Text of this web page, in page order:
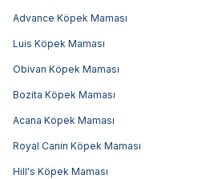
Advance Köpek Maması
Luis Köpek Maması
Obivan Köpek Maması
Bozita Köpek Maması
Acana Köpek Maması
Royal Canin Köpek Maması
Hill's Köpek Maması